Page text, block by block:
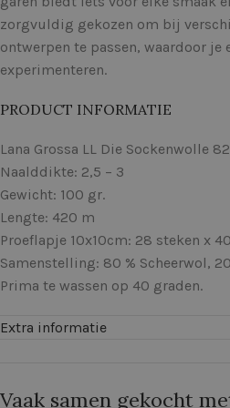
zorgvuldig gekozen om bij
ontwerpen te passen, waardoor je
experimenteren.
PRODUCT INFORMATIE
Lana Grossa LL Die Sockenwolle
Naalddikte: 2,5 – 3
Gewicht: 100 gr.
Lengte: 420 m
Proeflapje 10x10cm: 28 steken x
Samenstelling: 80 % Scheerwol,
Prima te wassen op 40 graden.
Extra informatie
Vaak samen gekocht